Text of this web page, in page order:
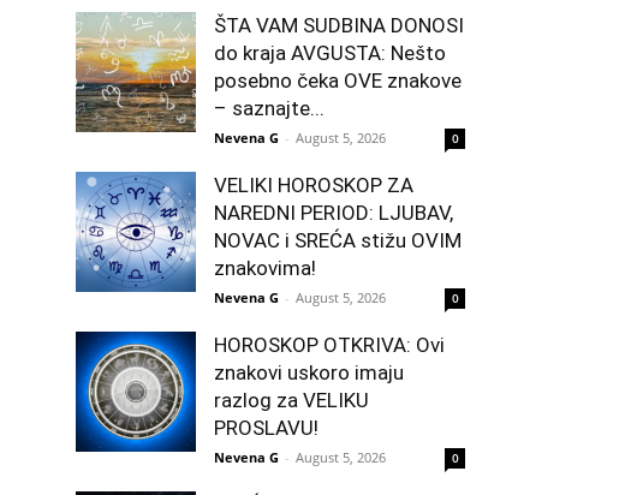
ŠTA VAM SUDBINA DONOSI
do kraja AVGUSTA: Nešto
posebno čeka OVE znakove
– saznajte...
Nevena G - August 5, 2026 0
VELIKI HOROSKOP ZA
NAREDNI PERIOD: LJUBAV,
NOVAC i SREĆA stižu OVIM
znakovima!
Nevena G - August 5, 2026 0
HOROSKOP OTKRIVA: Ovi
znakovi uskoro imaju
razlog za VELIKU
PROSLAVU!
Nevena G - August 5, 2026 0